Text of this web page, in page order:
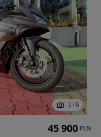
1 / 6
45 900 PLN